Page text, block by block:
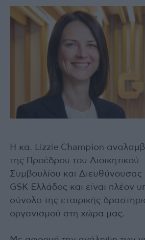
Η κα. Lizzie Champion
της Προέδρου του Διοικητικού
Συμβουλίου και
GSK Ελλάδος και είναι πλέον
σύνολο της εταιρικής
οργανισμού στη χώρα μας.